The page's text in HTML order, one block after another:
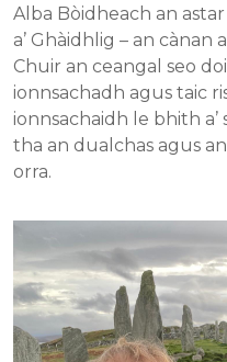
Alba Bòidheach an
a’ Ghàidhlig – an cànan
Chuir an ceangal seo
ionnsachadh agus taic
ionnsachaidh le bhith
tha an dualchas agus
orra.